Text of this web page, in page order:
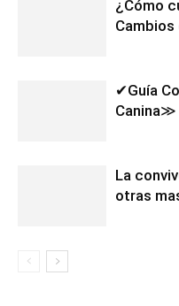
¿Cómo
Cambios
✔Guía
Canina≫
La
otras